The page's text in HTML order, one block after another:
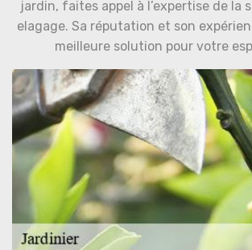
jardin, faites appel à l’expertise de la
elagage. Sa réputation et son
meilleure solution pour votre